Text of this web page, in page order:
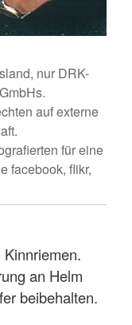
nur DRK-
auf externe
für eine
facebook, flikr,
an Helm
beibehalten.